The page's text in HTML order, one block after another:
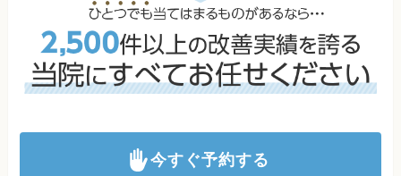
今すぐ予約する